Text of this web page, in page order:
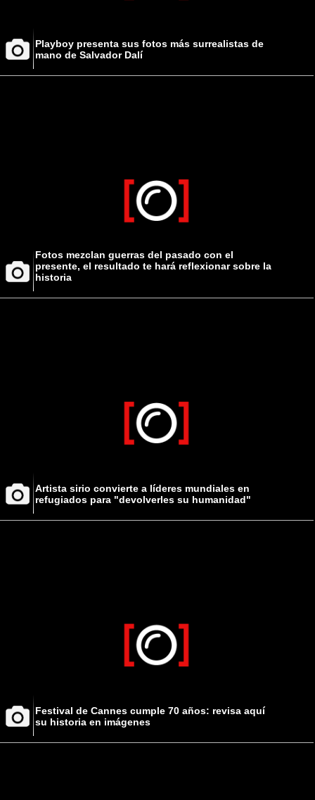
Playboy presenta sus fotos más surrealistas de
mano de Salvador Dalí
Fotos mezclan guerras del pasado con el
presente, el resultado te hará reflexionar sobre la
historia
Artista sirio convierte a líderes mundiales en
refugiados para "devolverles su humanidad"
Festival de Cannes cumple 70 años: revisa aquí
su historia en imágenes